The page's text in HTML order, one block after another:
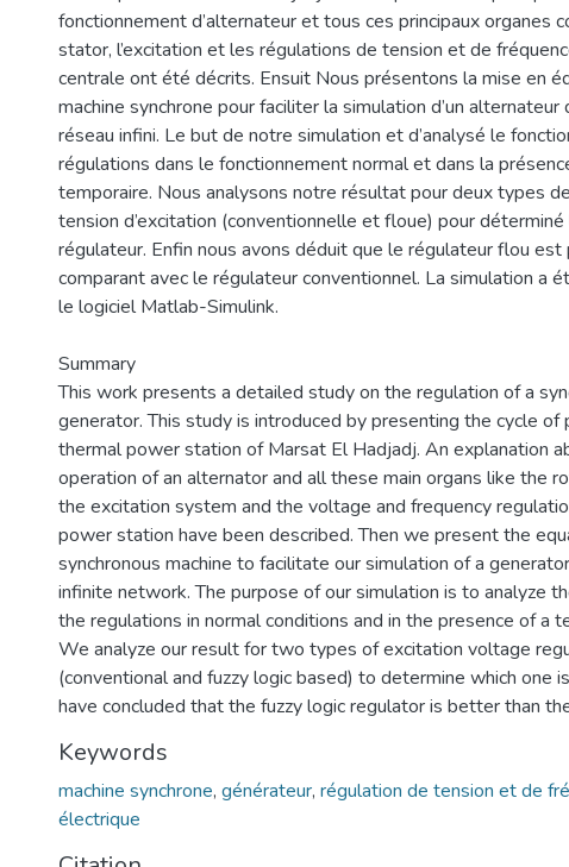
fonctionnement d’alternateur et tous ces principaux organes
stator, l’excitation et les régulations de tension et de
centrale ont été décrits. Ensuit Nous présentons la mise en
machine synchrone pour faciliter la simulation d’un alternateur
réseau infini. Le but de notre simulation et d’analysé le
régulations dans le fonctionnement normal et dans la
temporaire. Nous analysons notre résultat pour deux types
tension d’excitation (conventionnelle et floue) pour
régulateur. Enfin nous avons déduit que le régulateur flou est
comparant avec le régulateur conventionnel. La simulation a
le logiciel Matlab-Simulink.
Summary
This work presents a detailed study on the regulation of a
generator. This study is introduced by presenting the cycle of
thermal power station of Marsat El Hadjadj. An explanation
operation of an alternator and all these main organs like the
the excitation system and the voltage and frequency
power station have been described. Then we present the
synchronous machine to facilitate our simulation of a
infinite network. The purpose of our simulation is to analyze
the regulations in normal conditions and in the presence of a
We analyze our result for two types of excitation voltage
(conventional and fuzzy logic based) to determine which one
have concluded that the fuzzy logic regulator is better than
Keywords
machine synchrone, générateur, régulation de tension et de
électrique